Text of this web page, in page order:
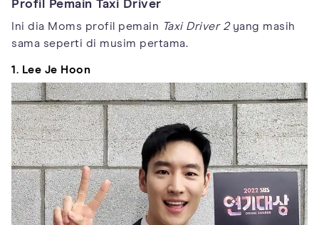
Profil Pemain Taxi Driver
Ini dia Moms profil pemain Taxi Driver 2yang masih
sama seperti di musim pertama.
1. Lee Je Hoon